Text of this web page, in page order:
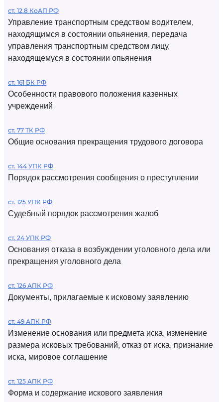
ст. 12.8 КоАП РФ
Управление транспортным средством водителем,
находящимся в состоянии опьянения, передача
управления транспортным средством лицу,
находящемуся в состоянии опьянения
ст. 161 БК РФ
Особенности правового положения казенных
учреждений
ст. 77 ТК РФ
Общие основания прекращения трудового договора
ст. 144 УПК РФ
Порядок рассмотрения сообщения о преступлении
ст. 125 УПК РФ
Судебный порядок рассмотрения жалоб
ст. 24 УПК РФ
Основания отказа в возбуждении уголовного дела или
прекращения уголовного дела
ст. 126 АПК РФ
Документы, прилагаемые к исковому заявлению
ст. 49 АПК РФ
Изменение основания или предмета иска, изменение
размера исковых требований, отказ от иска, признание
иска, мировое соглашение
ст. 125 АПК РФ
Форма и содержание искового заявления